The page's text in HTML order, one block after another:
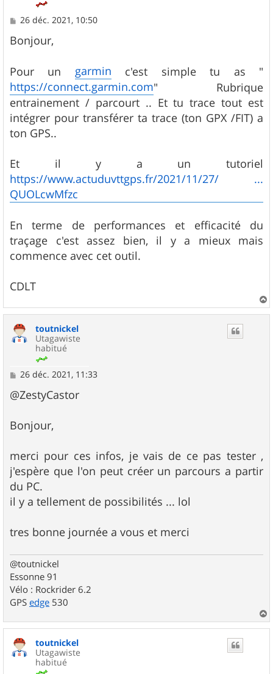
M
s
s
g
e
26 déc. 2021, 10:50
Bonjour,
Pour un garmin c'est simple tu as "
https://connect.garmin.com" Rubrique
entrainement / parcourt .. Et tu trace tout est
intégrer pour transférer ta trace (ton GPX /FIT) a
ton GPS..
Et il y a un tutoriel
https://www.actuduvttgps.fr/2021/11/27/ ...
QUOLcwMfzc
En terme de performances et efficacité du
traçage c'est assez bien, il y a mieux mais
commence avec cet outil.
CDLT
a
toutnickel
Utagawiste
habitué
M
s
s
g
e
26 déc. 2021, 11:33
@ZestyCastor
Bonjour,
merci pour ces infos, je vais de ce pas tester ,
j'espère que l'on peut créer un parcours a partir
du PC.
il y a tellement de possibilités ... lol
tres bonne journée a vous et merci
@toutnickel
Essonne 91
Vélo : Rockrider 6.2
GPS edge 530
a
u
toutnickel
Utagawiste
habitué